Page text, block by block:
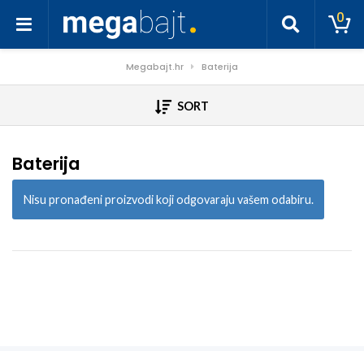
0
Megabajt.hr Baterija
SORT
Baterija
Nisu pronađeni proizvodi koji odgovaraju vašem odabiru.